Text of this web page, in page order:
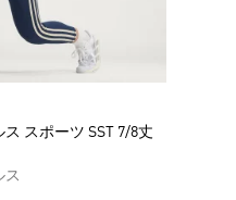
スポーツ SST 7/8丈
ス